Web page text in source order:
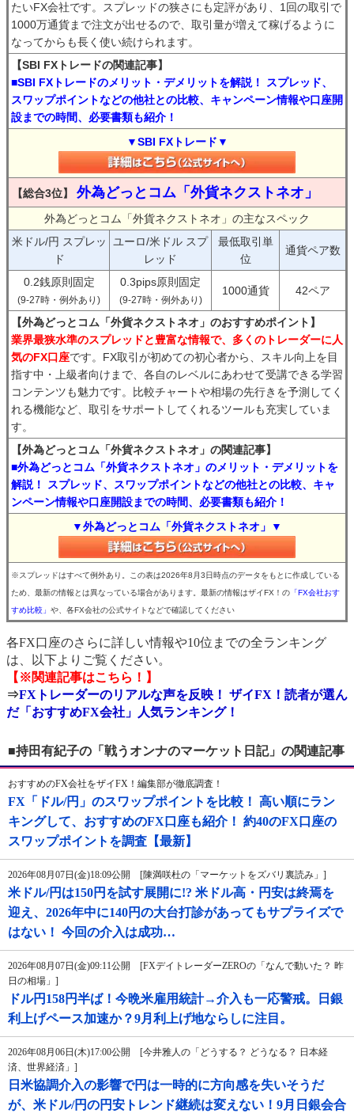
たいFX会社です。スプレッドの狭さにも定評があり、1回の取引で
1000万通貨まで注文が出せるので、取引量が増えて稼げるように
なってからも長く使い続けられます。
【SBI FXトレードの関連記事】
■SBI FXトレードのメリット・デメリットを解説！ スプレッド、
スワップポイントなどの他社との比較、キャンペーン情報や口座開
設までの時間、必要書類も紹介！
▼SBI FXトレード▼
【総合3位】 外為どっとコム「外貨ネクストネオ」
外為どっとコム「外貨ネクストネオ」の主なスペック
米ドル/円 スプレッ
ド
ユーロ/米ドル スプ
レッド
最低取引単
位
通貨ペア数
0.2銭原則固定
(9-27時・例外あり)
0.3pips原則固定
(9-27時・例外あり)
1000通貨 42ペア
【外為どっとコム「外貨ネクストネオ」のおすすめポイント】
業界最狭水準のスプレッドと豊富な情報で、多くのトレーダーに人
気のFX口座です。FX取引が初めての初心者から、スキル向上を目
指す中・上級者向けまで、各自のレベルにあわせて受講できる学習
コンテンツも魅力です。比較チャートや相場の先行きを予測してく
れる機能など、取引をサポートしてくれるツールも充実していま
す。
【外為どっとコム「外貨ネクストネオ」の関連記事】
■外為どっとコム「外貨ネクストネオ」のメリット・デメリットを
解説！ スプレッド、スワップポイントなどの他社との比較、キャ
ンペーン情報や口座開設までの時間、必要書類も紹介！
▼外為どっとコム「外貨ネクストネオ」▼
※スプレッドはすべて例外あり。この表は2026年8月3日時点のデータをもとに作成している
ため、最新の情報とは異なっている場合があります。最新の情報はザイFX！の 「FX会社おす
すめ比較」 や、各FX会社の公式サイトなどで確認してください
各FX口座のさらに詳しい情報や10位までの全ランキング
は、以下よりご覧ください。
【※関連記事はこちら！】
⇒FXトレーダーのリアルな声を反映！ ザイFX！読者が選ん
だ「おすすめFX会社」人気ランキング！
■持田有紀子の「戦うオンナのマーケット日記」の関連記事
おすすめのFX会社をザイFX！編集部が徹底調査！
FX「ドル/円」のスワップポイントを比較！ 高い順にラン
キングして、おすすめのFX口座も紹介！ 約40のFX口座の
スワップポイントを調査【最新】
2026年08月07日(金)18:09公開 [陳満咲杜の「マーケットをズバリ裏読み」]
米ドル/円は150円を試す展開に!? 米ドル高・円安は終焉を
迎え、2026年中に140円の大台打診があってもサプライズで
はない！ 今回の介入は成功…
2026年08月07日(金)09:11公開 [FXデイトレーダーZEROの「なんで動いた？ 昨
日の相場」]
ドル円158円半ば！今晩米雇用統計→介入も一応警戒。日銀
利上げペース加速か？9月利上げ地ならしに注目。
2026年08月06日(木)17:00公開 [今井雅人の「どうする？ どうなる？ 日本経
済、世界経済」]
日米協調介入の影響で円は一時的に方向感を失いそうだ
が、米ドル/円の円安トレンド継続は変えない！9月日銀会合